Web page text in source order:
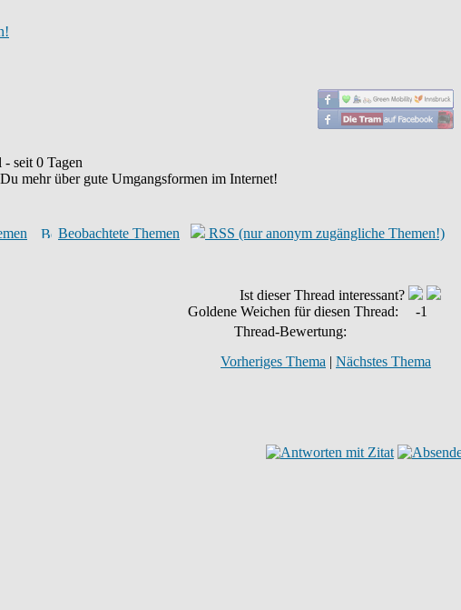
- seit 0 Tagen
mehr über gute Umgangsformen im Internet!
Beobachtete Themen RSS (nur anonym zugängliche Themen!)
Ist dieser Thread interessant?
Goldene Weichen für diesen Thread:
-1
Thread-Bewertung:
Vorheriges Thema | Nächstes Thema